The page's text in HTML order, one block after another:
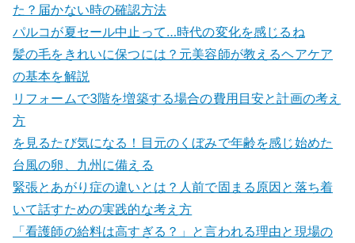
た？届かない時の確認方法
パルコが夏セール中止って…時代の変化を感じるね
髪の毛をきれいに保つには？元美容師が教えるヘアケア
の基本を解説
リフォームで3階を増築する場合の費用目安と計画の考え
方
を見るたび気になる！目元のくぼみで年齢を感じ始めた
台風の卵、九州に備える
緊張とあがり症の違いとは？人前で固まる原因と落ち着
いて話すための実践的な考え方
「看護師の給料は高すぎる？」と言われる理由と現場の